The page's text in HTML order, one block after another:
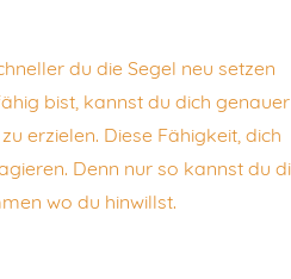
du die Segel neu setzen
bist, kannst du dich
erzielen. Diese Fähigkeit, dich
Denn nur so kannst du
wo du hinwillst.